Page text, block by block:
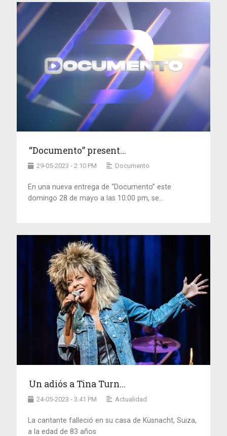
“Documento” present...
29-05-2023 - 2:10 PM Documento
En una nueva entrega de “Documento” este
domingo 28 de mayo a las 10:00 pm, se...
Un adiós a Tina Turn...
24-05-2023 - 3:41 PM Actualidad
La cantante falleció en su casa de Küsnacht, Suiza,
a la edad de 83 años